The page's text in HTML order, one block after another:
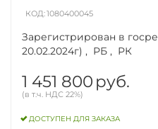
КОД:1080400045
Зарегистрирован в
20.02.2024г) , РБ , РК
1 451 800 руб.
(в т.ч. НДС 22%)
ДОСТУПЕН ДЛЯ ЗАКАЗА